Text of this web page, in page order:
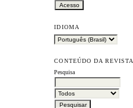
IDIOMA
CONTEÚDO DA REVISTA
Pesquisa